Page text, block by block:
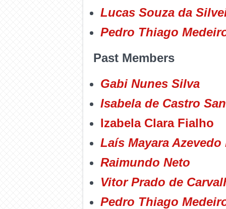
Lucas Souza da
Pedro Thiago
Past Members
Gabi Nunes Silva
Isabela de Castro
Izabela Clara Fialho
Laís Mayara
Raimundo Neto
Vitor Prado de
Pedro Thiago